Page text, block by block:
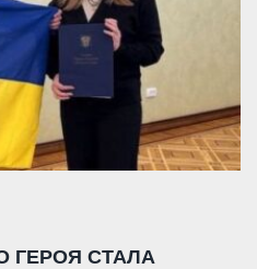
ГЕРОЯ СТАЛА